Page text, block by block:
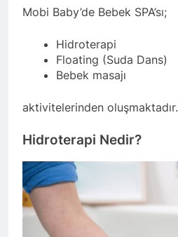
Mobi Baby’de Bebek SPA’sı;
Hidroterapi
Floating (Suda Dans)
Bebek masajı
aktivitelerinden oluşmaktadır.
Hidroterapi Nedir?